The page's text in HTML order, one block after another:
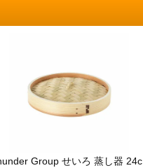
Group せいろ 蒸し器 24c